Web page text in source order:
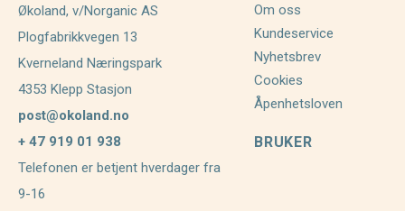
Økoland, v/Norganic AS
Plogfabrikkvegen 13
Kverneland Næringspark
4353 Klepp Stasjon
post@okoland.no
+ 47 919 01 938
Telefonen er betjent hverdager fra
9-16
Om oss
Kundeservice
Nyhetsbrev
Cookies
Åpenhetsloven
BRUKER